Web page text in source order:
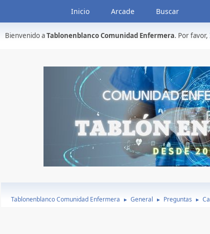
Inicio Arcade Buscar
Bienvenido aTablonenblanco Comunidad Enfermera. Por favor,
Tablonenblanco Comunidad Enfermera ► General ► Preguntas ►